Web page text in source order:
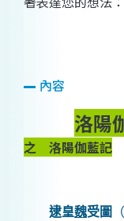
內容
洛陽
之 洛陽伽藍記
逮皇魏受圖